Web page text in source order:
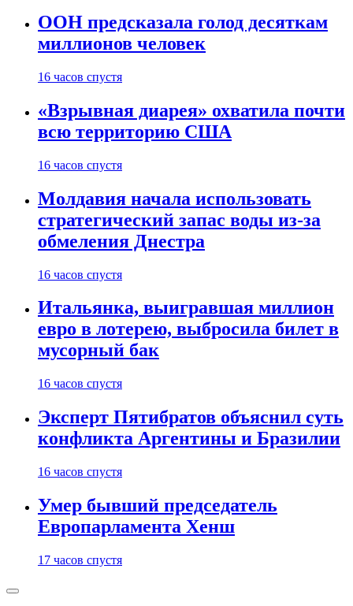
ООН предсказала голод десяткам
миллионов человек
16 часов спустя
«Взрывная диарея» охватила почти
всю территорию США
16 часов спустя
Молдавия начала использовать
стратегический запас воды из-за
обмеления Днестра
16 часов спустя
Итальянка, выигравшая миллион
евро в лотерею, выбросила билет в
мусорный бак
16 часов спустя
Эксперт Пятибратов объяснил суть
конфликта Аргентины и Бразилии
16 часов спустя
Умер бывший председатель
Европарламента Хенш
17 часов спустя